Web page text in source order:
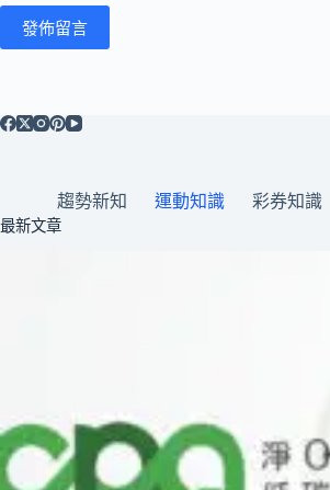
發佈留言
趨勢新知 運動知識 彩券知識
最新文章